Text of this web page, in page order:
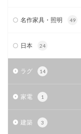
名作家具・照明 49
日本 24
ラグ 14
家電 1
建築 3